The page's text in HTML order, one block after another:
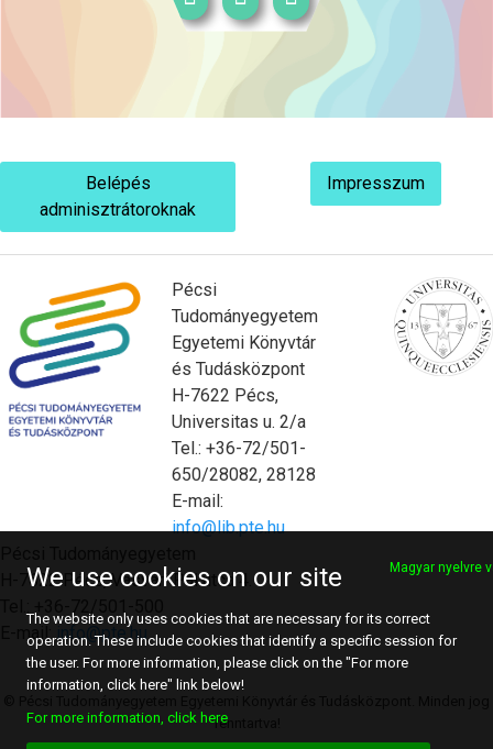
Belépés
adminisztrátoroknak
Impresszum
Pécsi
Tudományegyetem
Egyetemi Könyvtár
és Tudásközpont
H-7622 Pécs,
Universitas u. 2/a
Tel.: +36-72/501-
650/28082, 28128
E-mail:
info@lib.pte.hu
H-7622 Pécs, Vasvári Pál utca 4.
info@pte.hu
fenntartva!
We use cookies on our site Magyar nyelvre
The website only uses cookies that are necessary for its correct
operation. These include cookies that identify a specific session for
the user. For more information, please click on the "For more
information, click here" link below!
For more information, click here